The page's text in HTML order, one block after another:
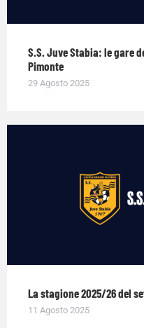
S.S. Juve Stabia: le gare
Pimonte
29 Agosto 2025
La stagione 2025/26 del
11 Agosto 2025